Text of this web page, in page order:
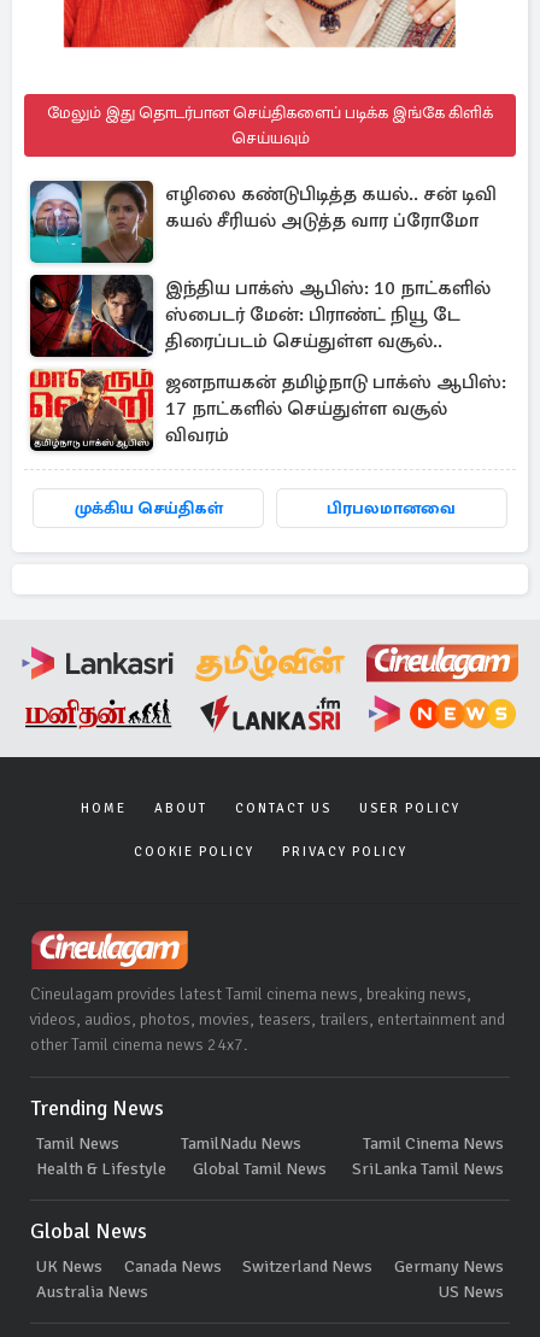
மேலும் இது தொடர்பான செய்திகளைப் படிக்க இங்கே கிளிக்
செய்யவும்
எழிலை கண்டுபிடித்த கயல்.. சன் டிவி
கயல் சீரியல் அடுத்த வார ப்ரோமோ
இந்திய பாக்ஸ் ஆபிஸ்: 10 நாட்களில்
ஸ்பைடர் மேன்: பிராண்ட் நியூ டே
திரைப்படம் செய்துள்ள வசூல்..
ஜனநாயகன் தமிழ்நாடு பாக்ஸ் ஆபிஸ்:
17 நாட்களில் செய்துள்ள வசூல்
விவரம்
முக்கிய செய்திகள் பிரபலமானவை
HOME ABOUT CONTACT US USER POLICY
COOKIE POLICY PRIVACY POLICY
Cineulagam provides latest Tamil cinema news, breaking news,
videos, audios, photos, movies, teasers, trailers, entertainment and
other Tamil cinema news 24x7.
Trending News
Tamil News TamilNadu News
Tamil Cinema News
Health & Lifestyle
Global Tamil News SriLanka Tamil News
Global News
UK News Canada News Switzerland News
Germany News
Australia News
US News